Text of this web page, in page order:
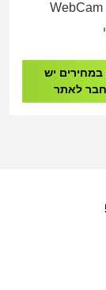
במחירים יש
לאתר